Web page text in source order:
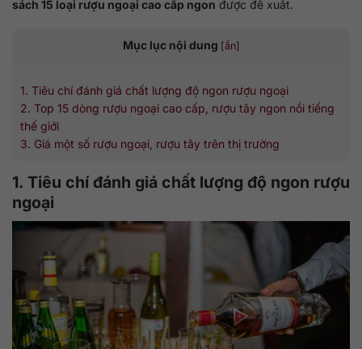
sách 15 loại rượu ngoại cao cấp ngon được đề xuất.
Mục lục nội dung [ẩn]
1. Tiêu chí đánh giá chất lượng độ ngon rượu ngoại
2. Top 15 dòng rượu ngoại cao cấp, rượu tây ngon nổi tiếng
thế giới
3. Giá một số rượu ngoại, rượu tây trên thị trường
1. Tiêu chí đánh giá chất lượng độ ngon rượu
ngoại